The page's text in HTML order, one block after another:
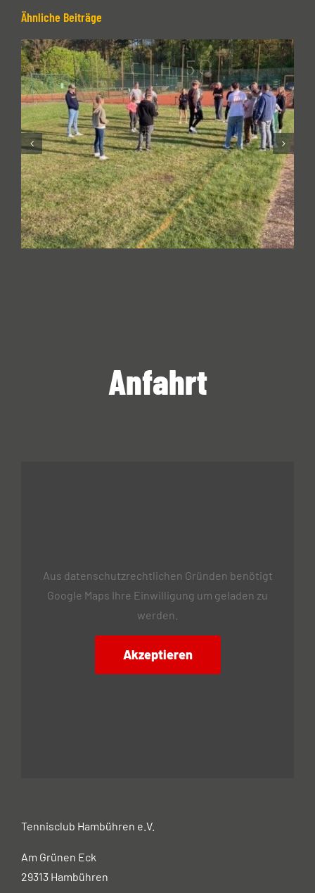
Ähnliche Beiträge
Anfahrt
Aus datenschutzrechtlichen Gründen benötigt
Google Maps Ihre Einwilligung um geladen zu
werden.
Akzeptieren
Tennisclub Hambühren e.V.
Am Grünen Eck
29313 Hambühren